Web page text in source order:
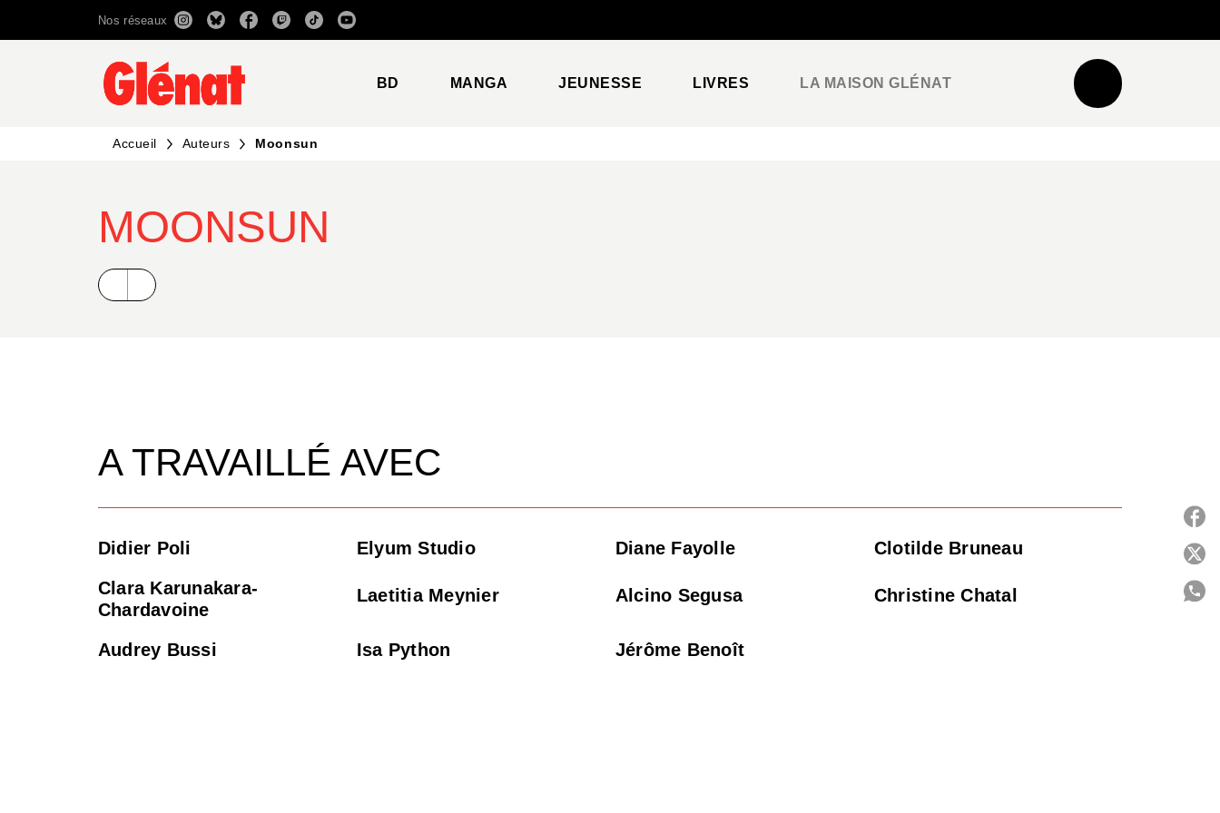
RECHERCHE CONTENU
Nos réseaux
BD MANGA JEUNESSE LIVRES LA MAISON GLÉNAT
Accueil Auteurs Moonsun
MOONSUN
A TRAVAILLÉ AVEC
Didier Poli Elyum Studio Diane Fayolle
Clotilde Bruneau
Clara Karunakara-
Chardavoine
Laetitia Meynier Alcino Segusa Christine Chatal
Audrey Bussi Isa Python Jérôme Benoît